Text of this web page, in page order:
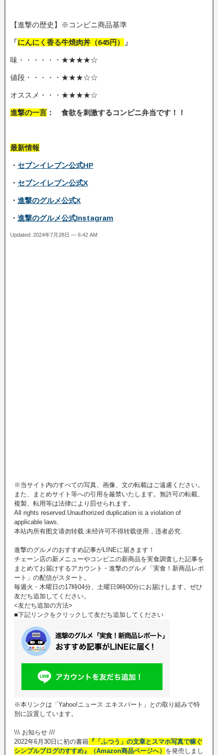
【進撃の歴史】※コンビニ商品基準
「にんにく香る牛焼肉丼 （645円 ） 」
味・・・・・・★★★★☆
値段・・・・・★★★☆☆
オススメ・・・★★★★☆
進撃の一言 ： 食欲を刺激するコンビニ弁当です ！！
最新情報
・ セブンイレブン公式HP
・ セブンイレブン公式X
・ 進撃のグルメ公式X
・ 進撃のグルメ公式Instagram
Updated: 2024年7月28日 — 6:42 AM
※当サイト内のすべての写真、画像、文の転載はご遠慮ください。
また、まとめサイト等への引用を厳禁いたします。無許可の転載、
複製、転用等は法律により罰せられます。
All rights reserved.Unauthorized duplication is a violation of
applicable laws.
本站內所有图文请勿转载.未经许可不得转载使用，违者必究.
進撃のグルメのおすすめ記事がLINEに届きます！
チェーン店の新メニューやコンビニの新商品を実食調査した記事を
まとめてお届けするアカウント・進撃のグルメ「実食！新商品レポ
ート」の配信がスタート。
毎週火・木曜日の17時04分、土曜日9時00分にお届けします。ぜひ
友だち追加してください。
<友だち追加の方法>
■下記リンクをクリックして友だち追加してください
※本リンクは「Yahoo!ニュース エキスパート」との取り組みで特
別に設置しています。
\\\ お知らせ ///
2022年6月30日に初の書籍 『「ふつう」の文章とスマホ写真で稼ぐ
シンプルブログのすすめ』（Amazon商品ページへ） を発売しまし